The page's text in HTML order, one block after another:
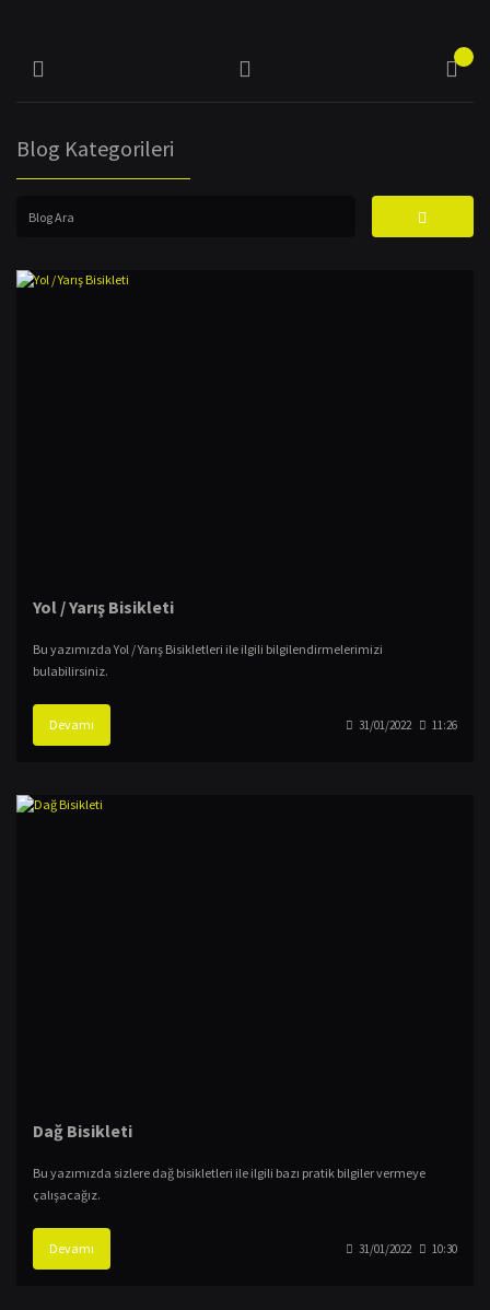
Blog Kategorileri
Yol / Yarış Bisikleti
Bu yazımızda Yol / Yarış Bisikletleri ile ilgili bilgilendirmelerimizi
bulabilirsiniz.
Devamı 31/01/2022 11:26
Dağ Bisikleti
Bu yazımızda sizlere dağ bisikletleri ile ilgili bazı pratik bilgiler vermeye
çalışacağız.
Devamı 31/01/2022 10:30